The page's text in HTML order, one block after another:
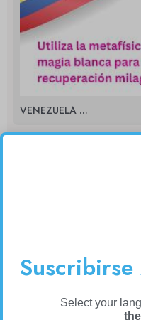
VENEZUELA ...
HOW TO TURN ...
Select your